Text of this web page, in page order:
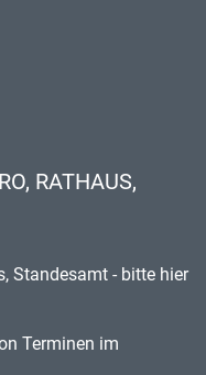
RATHAUS,
Standesamt - bitte hier
Terminen im